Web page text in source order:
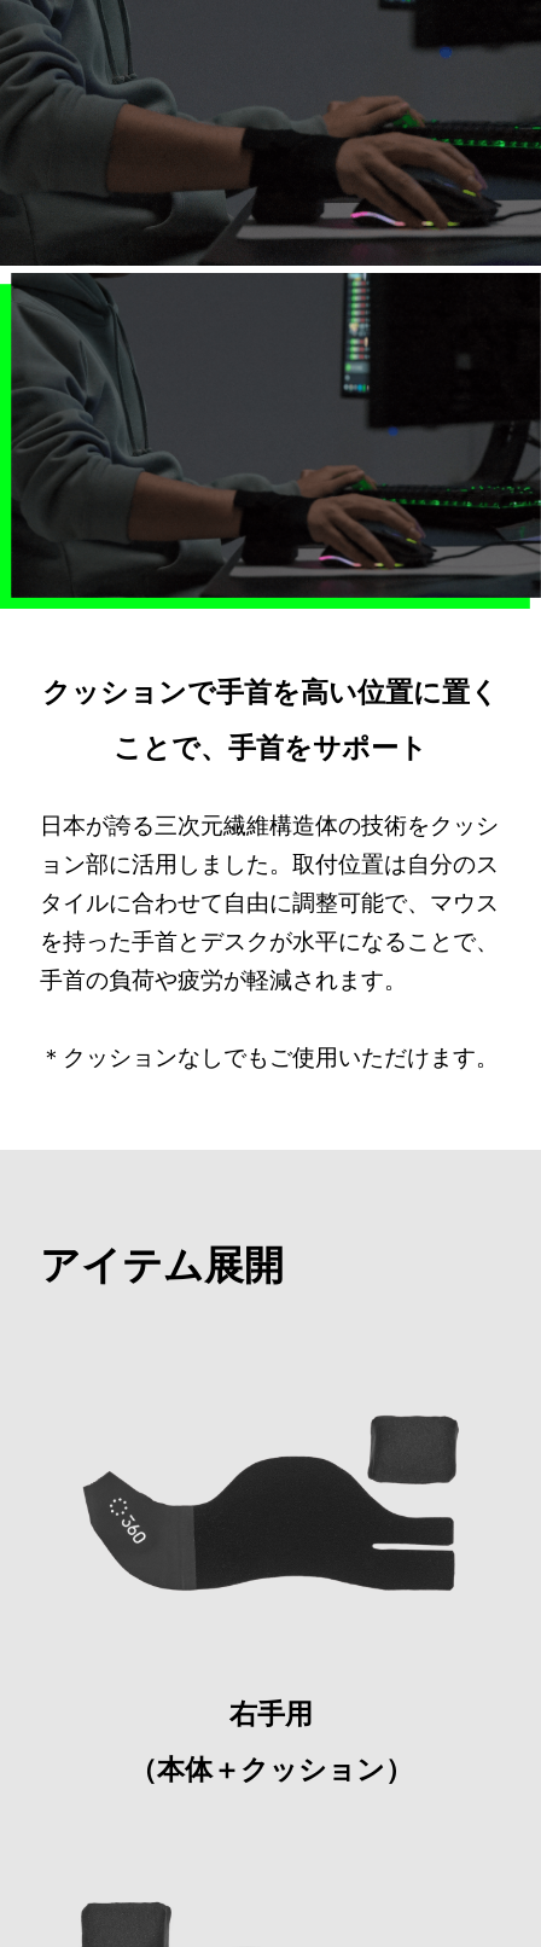
クッションで手首を高い位置に置く
ことで、手首をサポート
日本が誇る三次元繊維構造体の技術をクッシ
ョン部に活用しました。取付位置は自分のス
タイルに合わせて自由に調整可能で、マウス
を持った手首とデスクが水平になることで、
手首の負荷や疲労が軽減されます。
＊クッションなしでもご使用いただけます。
アイテム展開
右手用
（本体＋クッション）